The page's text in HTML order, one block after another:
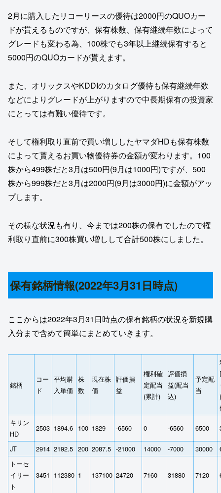
2月に購入したリコーリースの優待は2000円のQUOカー
ドが貰えるものですが、保有株数、保有継続年数によって
グレードも変わる為、100株でも3年以上継続保有すると
5000円のQUOカードが貰えます。
また、オリックスやKDDIのカタログ優待も保有継続年数
などによりグレードが上がりますので中長期保有の投資家
にとっては有難い優待です。
そして権利取り直前で買い増ししたヤマダHDも保有株数
によって貰えるお買い物優待券の金額が変わります。100
株から499株だと3月は500円(9月は1000円)ですが、500
株から999株だと3月は2000円(9月は3000円)に金額がアッ
プします。
その様な状況も有り、今までは200株の保有でしたので権
利取り直前に300株買い増しして合計500株にしました。
保有銘柄情報(2022年3月31日時点)
ここからは2022年3月31日時点の保有銘柄の状況を新規購
入分まで含めて簡単にまとめていきます。
銘柄
コー
ド
平均購
入単価
株
数
現在株
価
評価損
益
権利確
定配当
(累計)
評価損
益(配当
込)
予定配
当
キリン
HD
2503 1894.6 100 1829 -6560 0 -6560 6500
JT 2914 2192.5 200 2087.5 -21000 14000 -7000 30000
トーセ
イリー
ト
3451 112380 1 137100 24720 7160 31880 7120